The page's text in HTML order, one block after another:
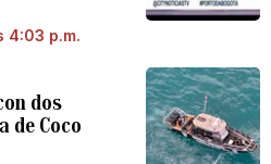
4:03 p.m.
dos
de Coco